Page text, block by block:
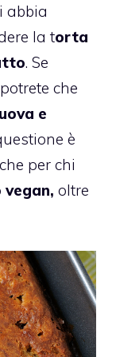
abbia
la torta
. Se
che
e
è
che per chi
oltre